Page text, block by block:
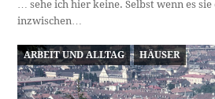
… sehe ich hier keine. Selbst wenn es
inzwischen…
ARBEIT UND ALLTAG HÄUSER